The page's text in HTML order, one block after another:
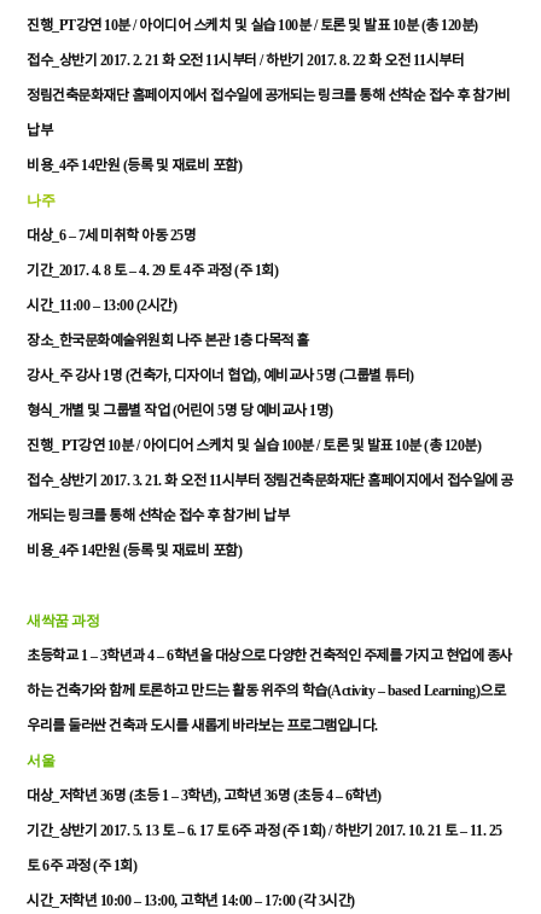
진행_PT강연10분/아이디어 스케치 및 실습100분/토론 및 발표10분(총120분)
접수_ 상반기 2017. 2. 21 화 오전11시부터 /하반기 2017. 8. 22화 오전11시부터
정림건축문화재단 홈페이지에서 접수일에 공개되는 링크를 통해 선착순 접수 후참가비
납부
비용_4주14만원 (등록 및 재료비 포함)
나주
대상_6 – 7세 미취학 아동25명
기간_2017. 4. 8 토– 4. 29 토4주 과정(주1회)
시간_11:00 – 13:00 (2시간)
장소_ 한국문화예술위원회 나주 본관1층 다목적 홀
강사_ 주 강사1 명 (건축가, 디자이너 협업), 예비교사5명 (그룹별 튜터)
형식 개별 및 그룹별 작업 (어린이 5명 당 예비교사1 명)
진행_ PT강연10분/아이디어 스케치 및 실습100분/토론 및 발표10분(총120분)
접수_ 상반기 2017. 3. 21.화 오전11시부터 정림건축문화재단 홈페이지에서 접수일에 공
개되는 링크를 통해 선착순 접수 후참가비 납부
비용_4주14만원 (등록 및 재료비 포함)
새싹꿈과정
초등학교1 – 3학년과4 – 6학년을 대상으로 다양한건축적인 주제를 가지고 현업에 종사
하는 건축가와함께 토론하고 만드는활동 위주의 학습(Activity – based Learning)으로
우리를 둘러싼건축과 도시를새롭게 바라보는 프로그램입니다.
서울
대상_ 저학년 36명 (초등1 – 3학년), 고학년 36명 (초등4 – 6학년)
기간_ 상반기 2017. 5. 13 토– 6. 17 토6주 과정(주1회) /하반기 2017. 10. 21 토– 11. 25
토6주 과정(주1회)
시간_ 저학년 10:00 – 13:00, 고학년 14:00 – 17:00 (각3시간)